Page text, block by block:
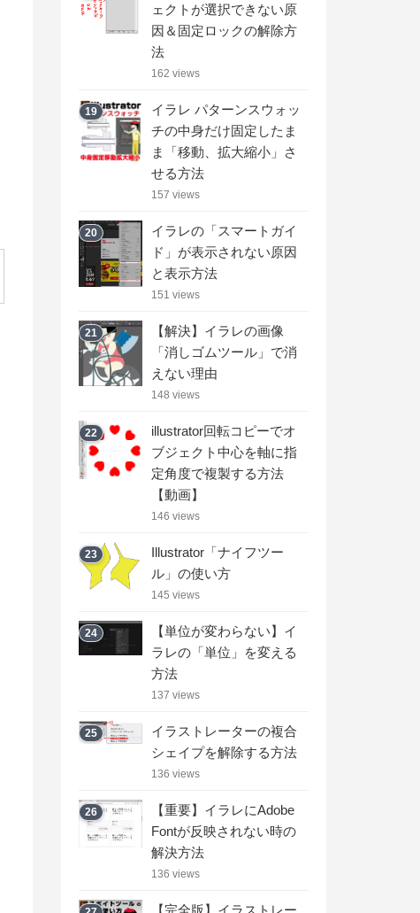
ェクトが選択できない原
因＆固定ロックの解除方
法
162 views
19
イラレ パターンスウォッ
チの中身だけ固定したま
ま「移動、拡大縮小」さ
せる方法
157 views
20
イラレの「スマートガイ
ド」が表示されない原因
と表示方法
151 views
21
【解決】イラレの画像
「消しゴムツール」で消
えない理由
148 views
22
illustrator回転コピーでオ
ブジェクト中心を軸に指
定角度で複製する方法
【動画】
146 views
23
Illustrator「ナイフツー
ル」の使い方
145 views
24
【単位が変わらない】イ
ラレの「単位」を変える
方法
137 views
25
イラストレーターの複合
シェイプを解除する方法
136 views
26
【重要】イラレにAdobe
Fontが反映されない時の
解決方法
136 views
【完全版】イラストレー